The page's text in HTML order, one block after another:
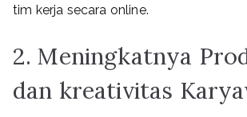
tim kerja secara online.
2. Meningkatnya
dan kreativitas